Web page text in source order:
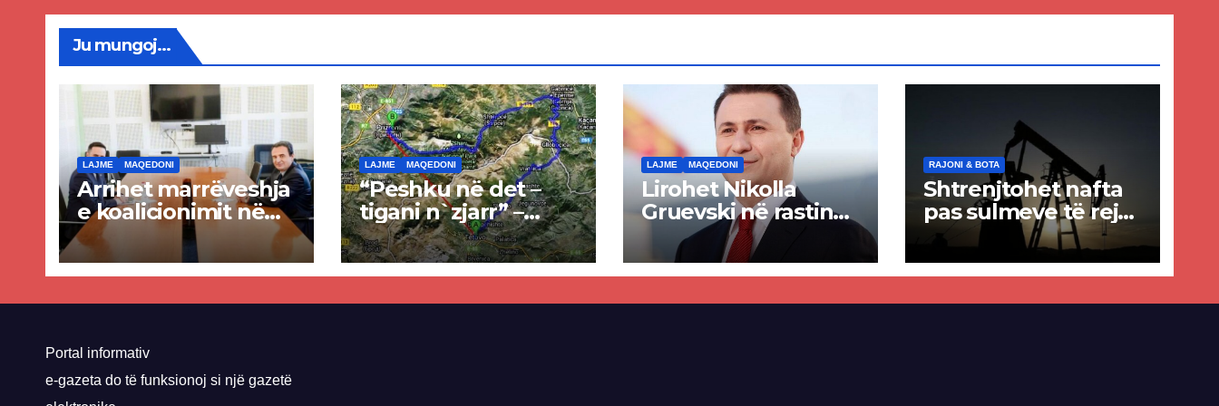
Ju mungoj...
LAJME MAQEDONI
Arrihet marrëveshja
e koalicionimit në
parim mes Kurtit
dhe Abdixhikut
LAJME MAQEDONI
“Peshku në det –
tigani n`zjarr” –
Ende pa u kryer
projekti i tunelit,
komuna e Tetovës
nis punimet për
LAJME MAQEDONI
Lirohet Nikolla
Gruevski në rastin
“Talir 2”, gjykata
rrëzon akuzat për
ndërtimin e
paligjshëm të selisë
RAJONI & BOTA
Shtrenjtohet nafta
pas sulmeve të reja
SHBA–Iran
Portal informativ
e-gazeta do të funksionoj si një gazetë